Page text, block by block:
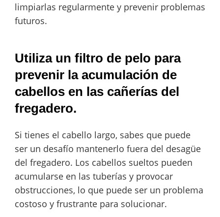
limpiarlas regularmente y prevenir problemas
futuros.
Utiliza un filtro de pelo para
prevenir la acumulación de
cabellos en las cañerías del
fregadero.
Si tienes el cabello largo, sabes que puede
ser un desafío mantenerlo fuera del desagüe
del fregadero. Los cabellos sueltos pueden
acumularse en las tuberías y provocar
obstrucciones, lo que puede ser un problema
costoso y frustrante para solucionar.